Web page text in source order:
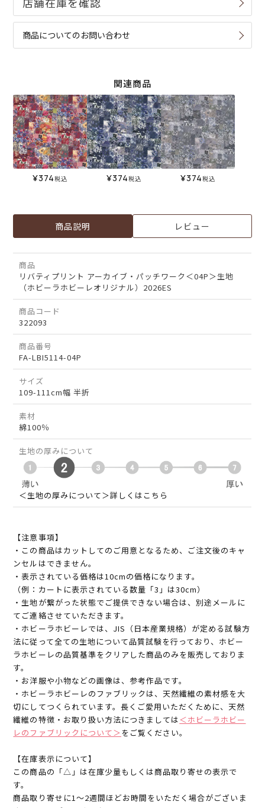
商品についてのお問い合わせ
関連商品
¥374税込 ¥374税込 ¥374税込
商品説明 レビュー
商品
リバティプリント アーカイブ・パッチワーク＜04P＞生地
（ホビーラホビーレオリジナル）2026ES
商品コード
322093
商品番号
FA-LBI5114-04P
サイズ
109-111cm幅 半折
素材
綿100％
生地の厚みについて
＜生地の厚みについて＞詳しくはこちら
【注意事項】
・この商品はカットしてのご用意となるため、ご注文後のキャ
ンセルはできません。
・表示されている価格は10cmの価格になります。
（例：カートに表示されている数量「3」は30cm）
・生地が繋がった状態でご提供できない場合は、別途メールに
てご連絡させていただきます。
・ホビーラホビーレでは、JIS（日本産業規格）が定める試験方
法に従って全ての生地について品質試験を行っており、ホビー
ラホビーレの品質基準をクリアした商品のみを販売しておりま
す。
・お洋服や小物などの画像は、参考作品です。
・ホビーラホビーレのファブリックは、天然繊維の素材感を大
切にしてつくられています。長くご愛用いただくために、天然
繊維の特徴・お取り扱い方法につきましては＜ホビーラホビー
レのファブリックについて＞ をご覧ください。
【在庫表示について】
この商品の「△」は在庫少量もしくは商品取り寄せの表示で
す。
商品取り寄せに1～2週間ほどお時間をいただく場合がございま